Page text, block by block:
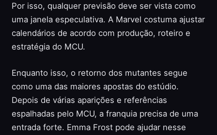
Por isso, qualquer previsão deve ser vista como
uma janela especulativa. A Marvel costuma ajustar
calendários de acordo com produção, roteiro e
estratégia do MCU.
Enquanto isso, o retorno dos mutantes segue
como uma das maiores apostas do estúdio.
Depois de várias aparições e referências
espalhadas pelo MCU, a franquia precisa de uma
entrada forte. Emma Frost pode ajudar nesse